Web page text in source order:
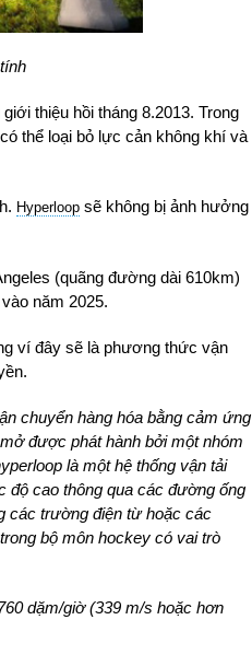
thiệu hồi tháng 8.2013. Trong
thể loại bỏ lực cản không khí và
Hyperloop sẽ không bị ảnh hưởng
(quãng đường dài 610km)
năm 2025.
ví đây sẽ là phương thức vận
chuyển hàng hóa bằng cảm ứng
được phát hành bởi một nhóm
là một hệ thống vận tải
cao thông qua các đường ống
các trường điện từ hoặc các
bộ môn hockey có vai trò
dặm/giờ (339 m/s hoặc hơn